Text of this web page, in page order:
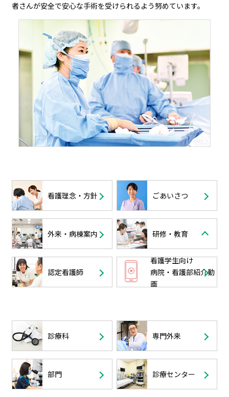
者さんが安全で安心な手術を受けられるよう努めています。
看護理念・方針 ごあいさつ
外来・病棟案内 研修・教育
認定看護師
看護学生向け
病院・看護部紹介動
画
診療科 専門外来
部門 診療センター